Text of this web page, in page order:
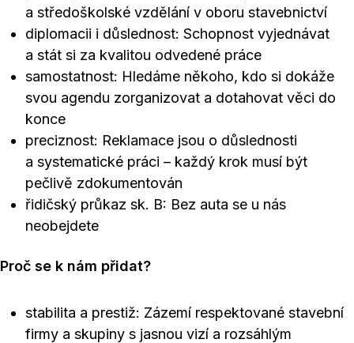
a středoškolské vzdělání v oboru stavebnictví
diplomacii i důslednost: Schopnost vyjednávat
a stát si za kvalitou odvedené práce
samostatnost: Hledáme někoho, kdo si dokáže
svou agendu zorganizovat a dotahovat věci do
konce
preciznost: Reklamace jsou o důslednosti
a systematické práci – každý krok musí být
pečlivě zdokumentován
řidičský průkaz sk. B: Bez auta se u nás
neobejdete
Proč se k nám přidat?
stabilita a prestiž: Zázemí respektované stavební
firmy a skupiny s jasnou vizí a rozsáhlým